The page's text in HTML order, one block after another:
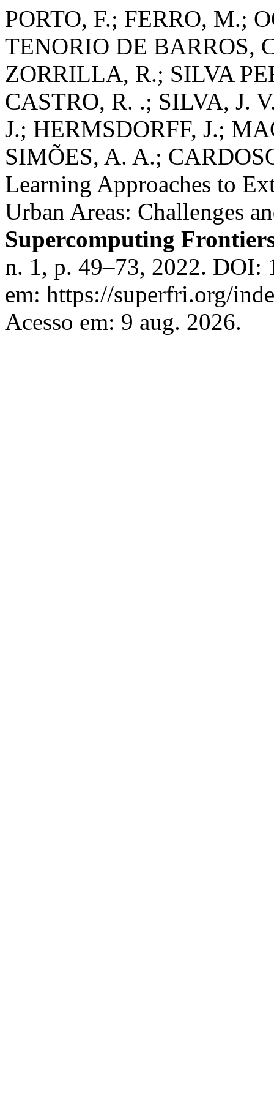
PORTO, F.; FERRO, M.;
TENORIO DE BARROS,
ZORRILLA, R.; SILVA
CASTRO, R. .; SILVA, J.
J.; HERMSDORFF, J.;
SIMÕES, A. A.;
Learning Approaches to
Urban Areas: Challenges
Supercomputing
n. 1, p. 49–73, 2022.
em: https://superfri.org/
Acesso em: 9 aug. 2026.